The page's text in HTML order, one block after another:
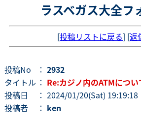
ラスベガス大全フ
[投稿リストに戻る] [返
投稿No ： 2932
タイトル ： Re:カジノ内のATMについ
投稿日
： 2024/01/20(Sat) 19:19:18
投稿者
： ken